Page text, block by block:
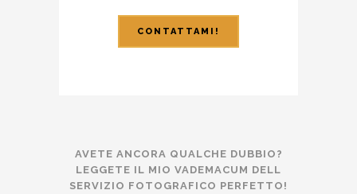
CONTATTAMI!
AVETE ANCORA QUALCHE DUBBIO?
LEGGETE IL MIO VADEMACUM DELL
SERVIZIO FOTOGRAFICO PERFETTO!